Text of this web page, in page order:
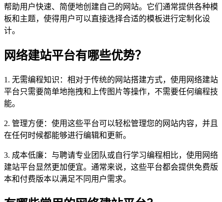
帮助用户快速、简便地创建自己的网站。它们通常提供各种模
板和主题，使得用户可以直接选择合适的模板进行定制化设
计。
网络建站平台有哪些优势？
1. 无需编程知识：相对于传统的网站搭建方式，使用网络建站
平台只需要简单地拖拽和上传图片等操作，不需要任何编程技
能。
2. 管理方便：使用这些平台可以轻松管理您的网站内容，并且
在任何时候都能够进行编辑和更新。
3. 成本低廉：与聘请专业团队或自行学习编程相比，使用网络
建站平台显然更加便宜。通常来说，这些平台都会提供免费版
本和付费版本以满足不同用户需求。